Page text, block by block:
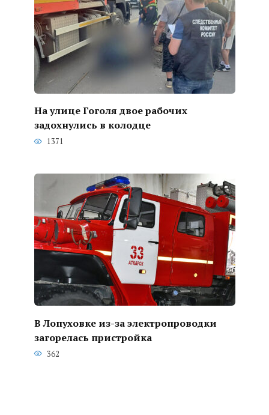
На улице Гоголя двое рабочих
задохнулись в колодце
1371
В Лопуховке из-за электропроводки
загорелась пристройка
362